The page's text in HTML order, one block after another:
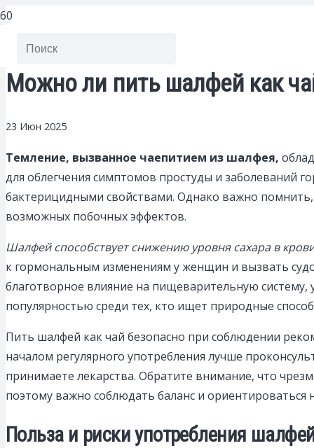
Можно ли пить шалфей как
23 Июн 2025
Темление, вызванное чаепитием из шалфея,
для облегчения симптомов простуды и заболеваний
бактерицидными свойствами. Однако важно
возможных побочных эффектов.
Шалфей способствует снижению уровня сахара в
к гормональным изменениям у женщин и вызвать
благотворное влияние на пищеварительную систему,
популярностью среди тех, кто ищет природные
Пить шалфей как чай безопасно при соблюдении
началом регулярного употребления лучше
принимаете лекарства. Обратите внимание, что
поэтому важно соблюдать баланс и ориентироваться
Польза и риски употребления